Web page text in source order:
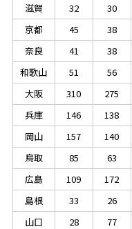
滋賀
32 30
京都
45 38
奈良
41 38
和歌山
51 56
大阪
310 275
兵庫
146 138
岡山
157 140
鳥取
85 63
広島
109 172
島根
33 26
山口
28 77